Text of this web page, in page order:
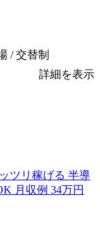
/ 交替制
詳細を表示